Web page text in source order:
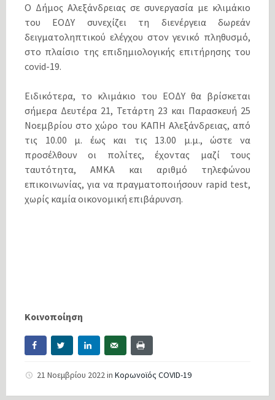
Ο Δήμος Αλεξάνδρειας σε συνεργασία με κλιμάκιο
του ΕΟΔΥ συνεχίζει τη διενέργεια δωρεάν
δειγματοληπτικού ελέγχου στον γενικό πληθυσμό,
στο πλαίσιο της επιδημιολογικής επιτήρησης του
covid-19.
Ειδικότερα, το κλιμάκιο του ΕΟΔΥ θα βρίσκεται
σήμερα Δευτέρα 21, Τετάρτη 23 και Παρασκευή 25
Νοεμβρίου στο χώρο του ΚΑΠΗ Αλεξάνδρειας, από
τις 10.00 μ. έως και τις 13.00 μ.μ., ώστε να
προσέλθουν οι πολίτες, έχοντας μαζί τους
ταυτότητα, ΑΜΚΑ και αριθμό τηλεφώνου
επικοινωνίας, για να πραγματοποιήσουν rapid test,
χωρίς καμία οικονομική επιβάρυνση.
Κοινοποίηση
21 Νοεμβρίου 2022in Κορωνοϊός COVID-19